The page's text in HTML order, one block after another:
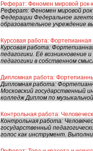
Реферат: Феномен мировой рок-
Реферат: Феномен мировой
Федерации Федеральное
образовательное учреждение
Курсовая работа: Фортепианная
Курсовая работа:
педагогики. Её возникновение
педагогики в собственном
Дипломная работа:
Дипломная работа:
Московский государственный
колледж Диплом по
Контрольная работа:
Контрольная работа:
государственный
голос как инструмент.